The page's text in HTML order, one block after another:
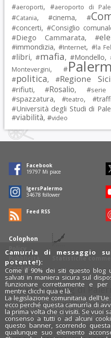
#aeroporti, #aeroporto di
#Catania, #cinema, #
#concerti, #Consiglio
#Diego Cammarata, #
#immondizia, #Internet, #la
#libri, #mafia, #Mondello,
Montevergini, #
#politica, #Regione
#rifiuti, #Rosalio, #
#spazzatura, #teatro, #
#Università degli Studi di
#viabilità, #video
Colophon
Policy
Pubblicità
Contatti
Statistiche
Facebook
19797 Mi piace
IgersPalermo
34678 follower
Feed RSS
Rosalio è il blog di
754 autoriraccontano Palermo dal
Anche tu puoi essere uno degli
anche una sezionefotobloge una
Camurrìa di messaggio
potente!):
Come il 90% dei siti questo blog
salvati in maniera sicura sul
funzionare correttamente e
mentre clicchi qua e là.
La legislazione comunitaria
ecco perché questa camurrìa di
la prima volta che ci visiti. Se vuoi
consenso a tutti o ad alcuni
questo banner, scorrendo
qualunque suo elemento